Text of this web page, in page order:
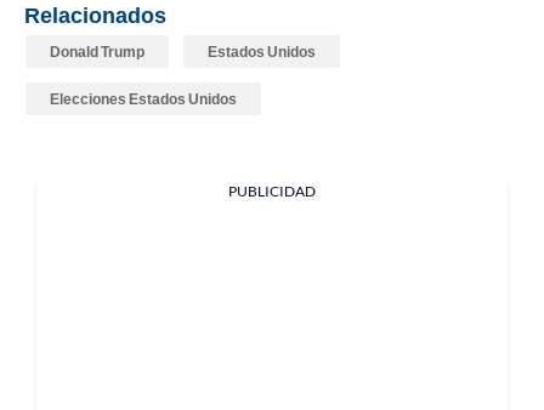
Relacionados
Donald Trump Estados Unidos
Elecciones Estados Unidos
PUBLICIDAD